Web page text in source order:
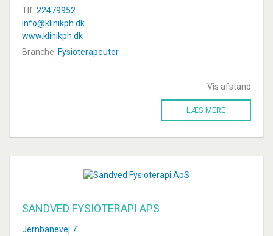
Tlf. 22479952
info@klinikph.dk
www.klinikph.dk
Branche: Fysioterapeuter
Vis afstand
LÆS MERE
SANDVED FYSIOTERAPI APS
Jernbanevej 7